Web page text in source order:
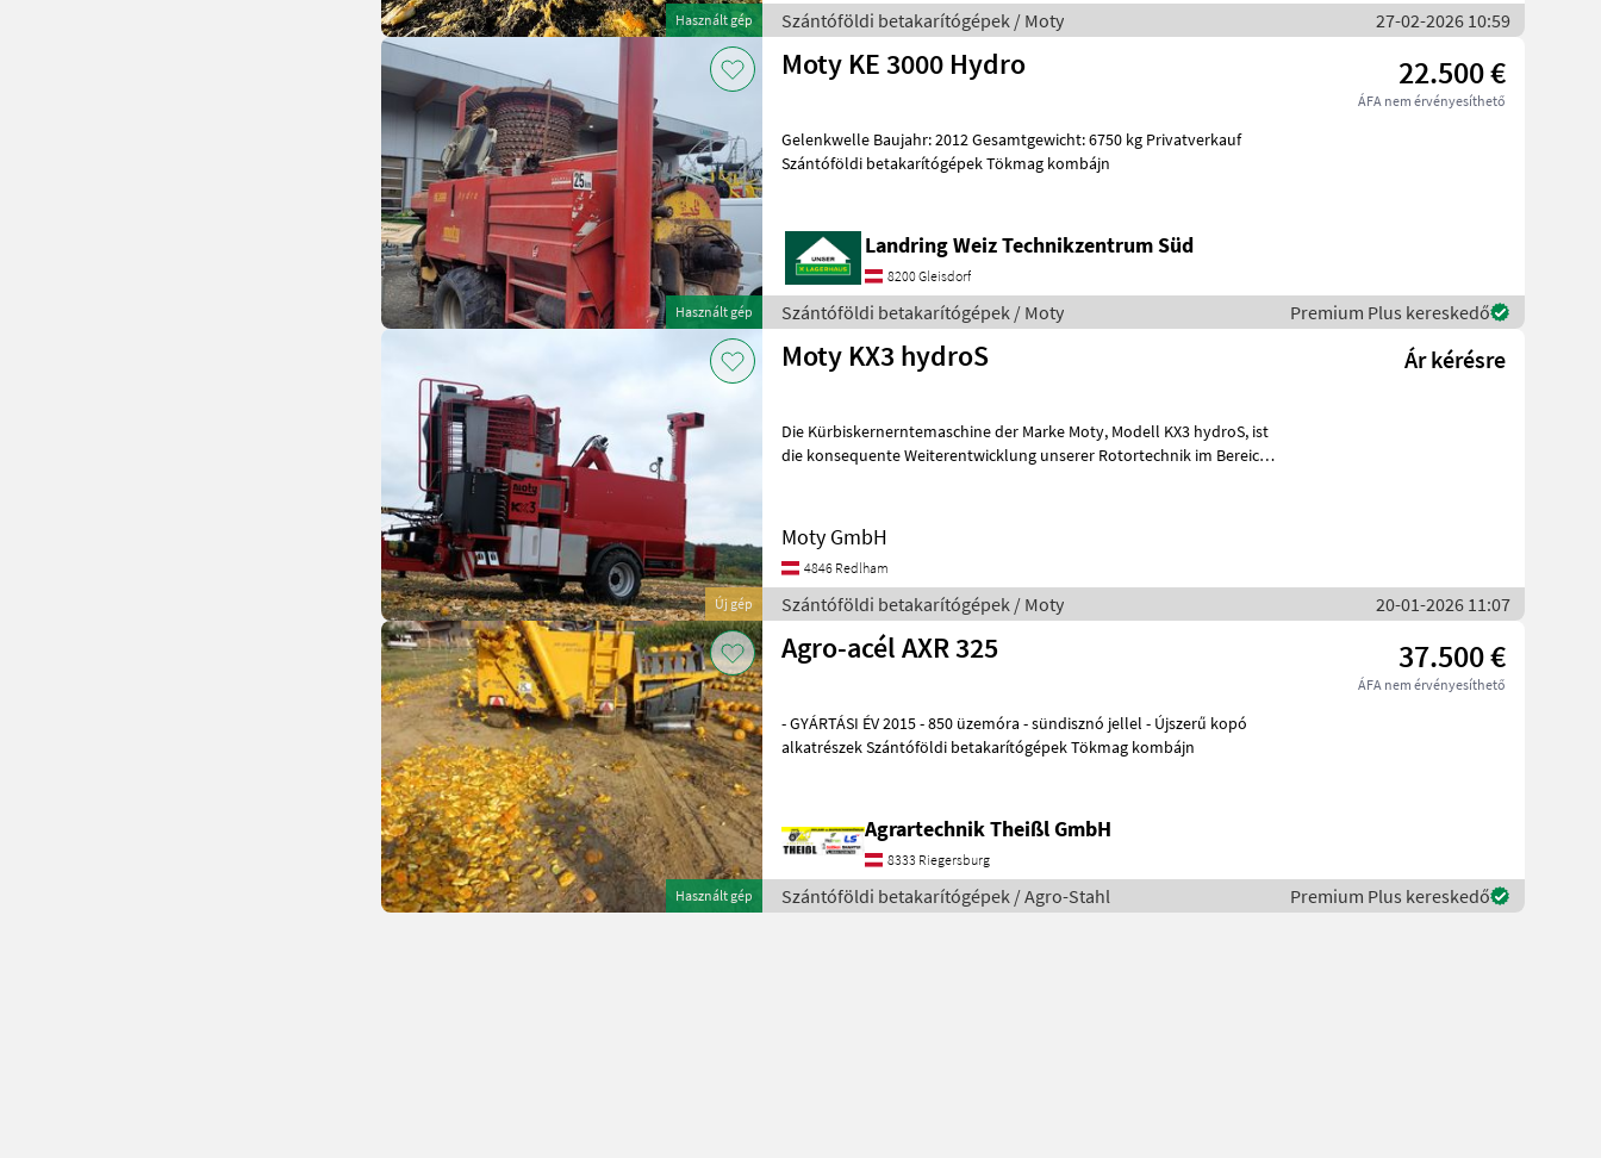
Használt gép Szántóföldi betakarítógépek / Moty 27-02-2026 10:59
Használt gép
Moty KE 3000 Hydro 22.500 €
ÁFA nem érvényesíthető
Gelenkwelle Baujahr: 2012 Gesamtgewicht: 6750 kg Privatverkauf
Szántóföldi betakarítógépek Tökmag kombájn
Landring Weiz Technikzentrum Süd
8200 Gleisdorf
Szántóföldi betakarítógépek / Moty Premium Plus kereskedő
Új gép
Moty KX3 hydroS Ár kérésre
Die Kürbiskernerntemaschine der Marke Moty, Modell KX3 hydroS, ist
die konsequente Weiterentwicklung unserer Rotortechnik im Bereich
Moty GmbH
4846 Redlham
Szántóföldi betakarítógépek / Moty 20-01-2026 11:07
Használt gép
Agro-acél AXR 325 37.500 €
ÁFA nem érvényesíthető
- GYÁRTÁSI ÉV 2015 - 850 üzemóra - sündisznó jellel - Újszerű kopó
alkatrészek Szántóföldi betakarítógépek Tökmag kombájn
Agrartechnik Theißl GmbH
8333 Riegersburg
Szántóföldi betakarítógépek / Agro-Stahl Premium Plus kereskedő